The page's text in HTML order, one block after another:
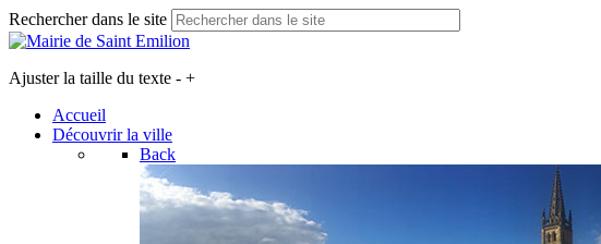
Rechercher dans le site
Ajuster la taille du texte - +
Accueil
Découvrir la ville
Back